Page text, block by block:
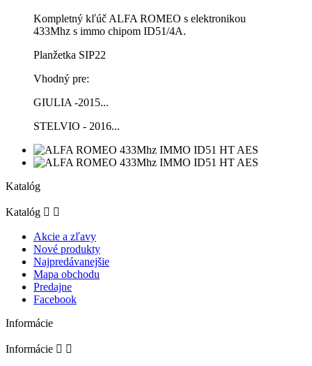
Kompletný kľúč ALFA ROMEO s elektronikou
433Mhz s immo chipom ID51/4A.
Planžetka SIP22
Vhodný pre:
GIULIA -2015...
STELVIO - 2016...
Katalóg
Katalóg  
Akcie a zľavy
Nové produkty
Najpredávanejšie
Mapa obchodu
Predajne
Facebook
Informácie
Informácie  